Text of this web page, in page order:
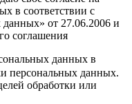
в соответствии с
от 27.06.2006 и
соглашения
данных в
персональных данных.
обработки или